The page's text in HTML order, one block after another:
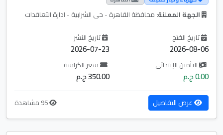
الجهة المعلنة: محافظة القاهرة - حى الشرابية - ادارة التعاقدات
تاريخ الفتح
2026-08-06
تاريخ النشر
2026-07-23
التأمين الإبتدائي
0.00 ج.م
سعر الكراسة
350.00 ج.م
عرض التفاصيل